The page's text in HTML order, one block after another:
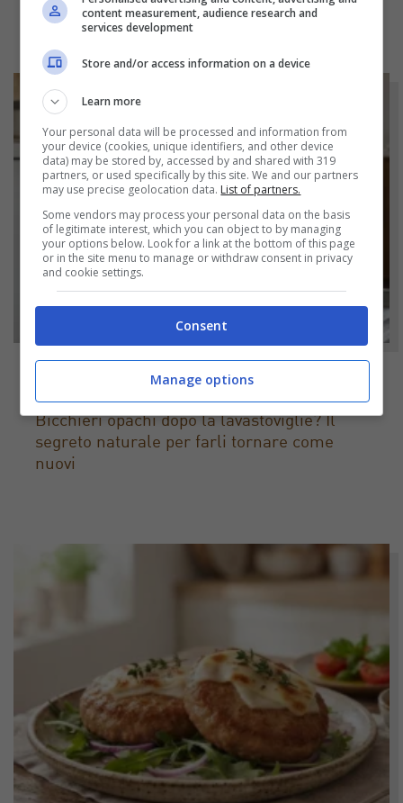
Bicchieri opachi dopo la lavastoviglie? Il
segreto naturale per farli tornare come
nuovi
content measurement, audience research and
services development
Store and/or access information on a device
Learn more
Your personal data will be processed and information from
your device (cookies, unique identifiers, and other device
data) may be stored by, accessed by and shared with 319
partners, or used specifically by this site. We and our partners
may use precise geolocation data. List of partners.
Some vendors may process your personal data on the basis
of legitimate interest, which you can object to by managing
your options below. Look for a link at the bottom of this page
or in the site menu to manage or withdraw consent in privacy
and cookie settings.
Consent
Manage options